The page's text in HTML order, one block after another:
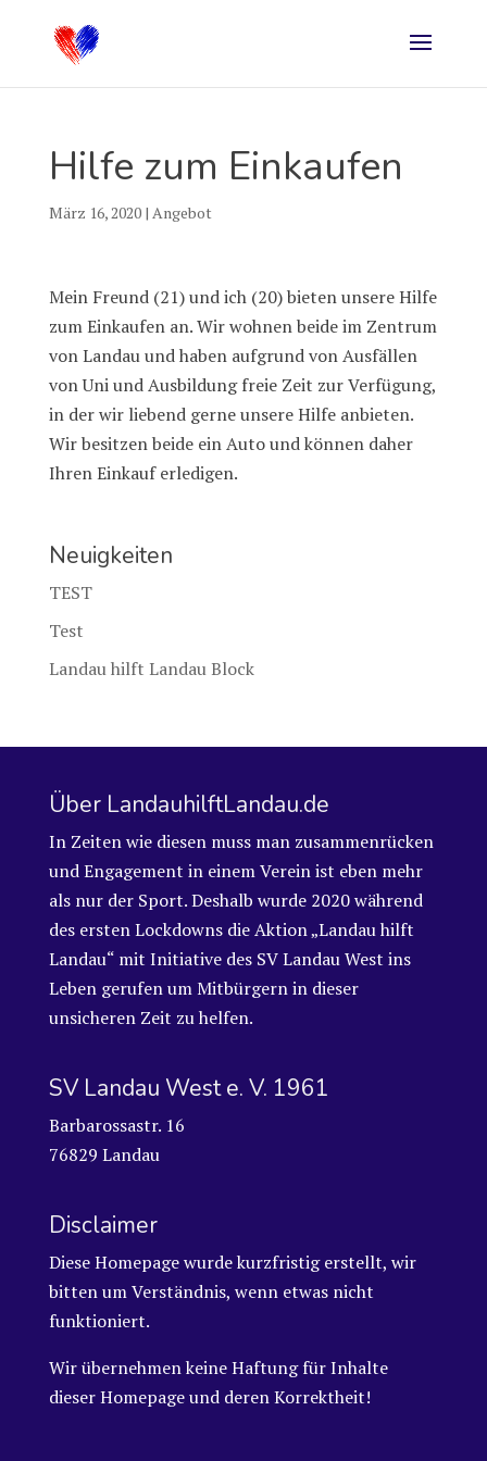
Hilfe zum Einkaufen
März 16, 2020| Angebot
Mein Freund (21) und ich (20) bieten unsere Hilfe
zum Einkaufen an. Wir wohnen beide im Zentrum
von Landau und haben aufgrund von Ausfällen
von Uni und Ausbildung freie Zeit zur Verfügung,
in der wir liebend gerne unsere Hilfe anbieten.
Wir besitzen beide ein Auto und können daher
Ihren Einkauf erledigen.
Neuigkeiten
TEST
Test
Landau hilft Landau Block
Über LandauhilftLandau.de
In Zeiten wie diesen muss man zusammenrücken
und Engagement in einem Verein ist eben mehr
als nur der Sport. Deshalb wurde 2020 während
des ersten Lockdowns die Aktion „Landau hilft
Landau“ mit Initiative des SV Landau West ins
Leben gerufen um Mitbürgern in dieser
unsicheren Zeit zu helfen.
SV Landau West e. V. 1961
Barbarossastr. 16
76829 Landau
Disclaimer
Diese Homepage wurde kurzfristig erstellt, wir
bitten um Verständnis, wenn etwas nicht
funktioniert.
Wir übernehmen keine Haftung für Inhalte
dieser Homepage und deren Korrektheit!